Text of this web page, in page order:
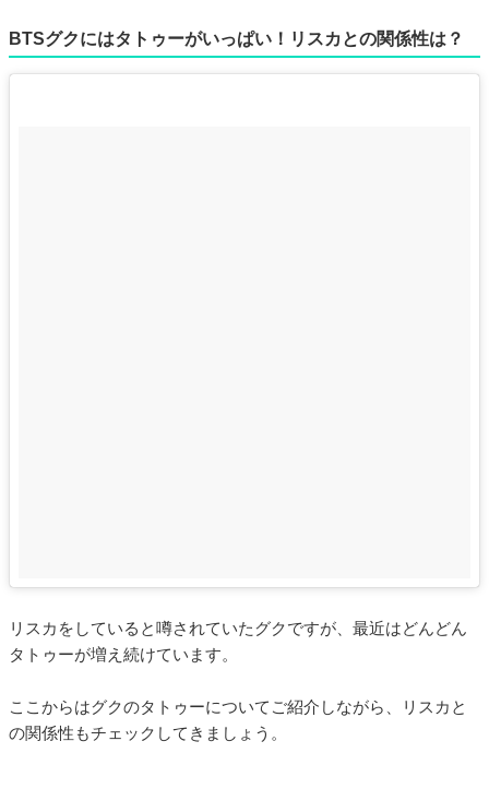
BTSグクにはタトゥーがいっぱい！リスカとの関係性は？
リスカをしていると噂されていたグクですが、最近はどんどん
タトゥーが増え続けています。
ここからはグクのタトゥーについてご紹介しながら、リスカと
の関係性もチェックしてきましょう。